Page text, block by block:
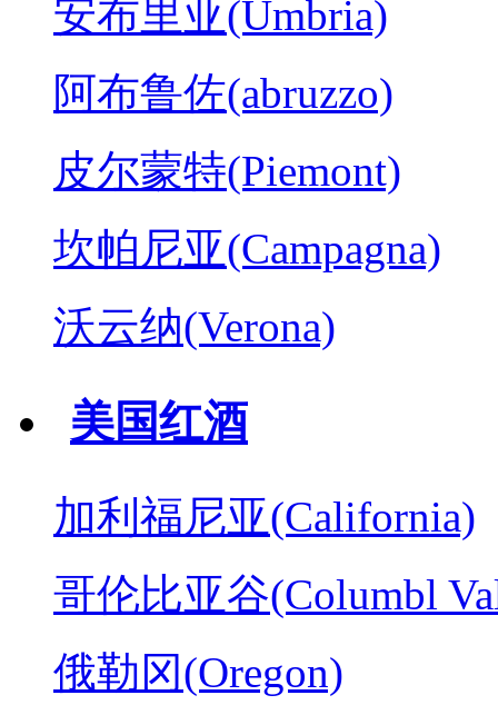
安布里亚(Umbria)
阿布鲁佐(abruzzo)
皮尔蒙特(Piemont)
坎帕尼亚(Campagna)
沃云纳(Verona)
美国红酒
加利福尼亚(California)
哥伦比亚谷(Columbl
俄勒冈(Oregon)